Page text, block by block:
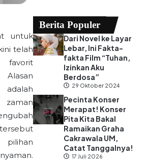
untuk
telah
favorit
Berita Populer
Dari Novel ke Layar
Lebar, Ini Fakta-
fakta Film “Tuhan,
Izinkan Aku
Berdosa”
29 Oktober 2024
Pecinta Konser
Merapat! Konser
Pita Kita Bakal
Ramaikan Graha
Cakrawala UM,
Catat Tanggalnya!
17 Juli 2026